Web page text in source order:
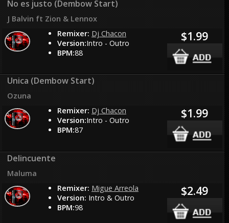
No es justo (Dembow Start)
J Balvin ft Zion & Lennox
Remixer: Dj Chacon
Version:Intro - Outro
BPM:88
$1.99
Unica (Dembow Start)
Ozuna
Remixer: Dj Chacon
Version:Intro - Outro
BPM:87
$1.99
Delincuente
Maluma
Remixer: Migue Arreola
Version: Intro & Outro
BPM:98
$2.49